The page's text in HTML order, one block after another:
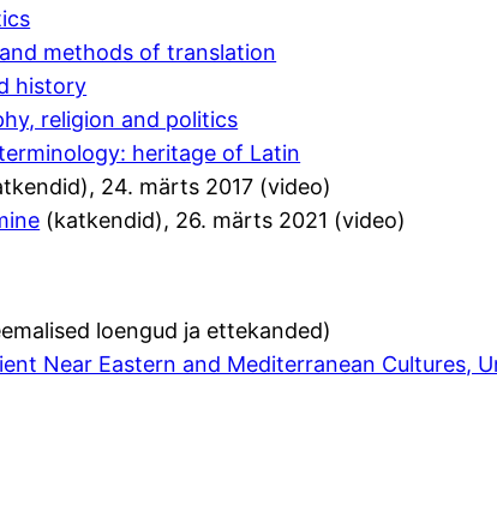
methods of translation
history
religion and politics
heritage of Latin
24. märts 2017 (video)
(katkendid), 26. märts 2021 (video)
loengud ja ettekanded)
Near Eastern and Mediterranean Cultures,